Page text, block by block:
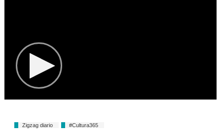
Zigzag diario #Cultura365